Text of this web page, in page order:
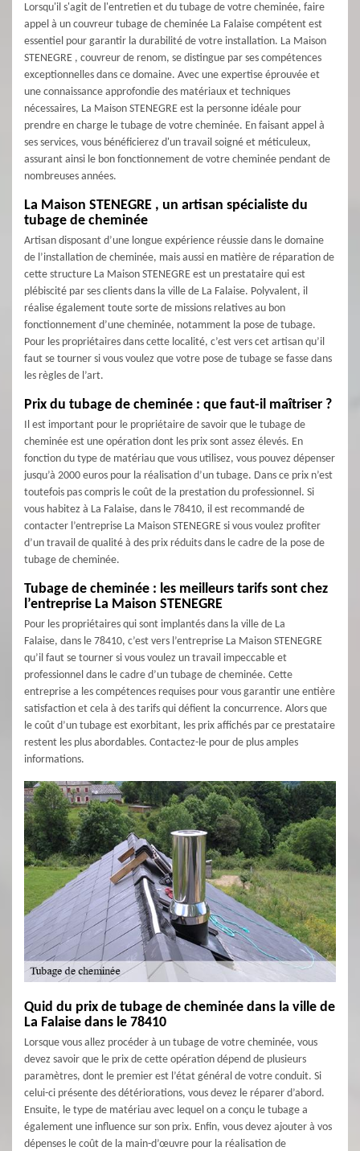
Lorsqu'il s'agit de l'entretien et du tubage de votre cheminée, faire
appel à un couvreur tubage de cheminée La Falaise compétent est
essentiel pour garantir la durabilité de votre installation. La Maison
STENEGRE , couvreur de renom, se distingue par ses compétences
exceptionnelles dans ce domaine. Avec une expertise éprouvée et
une connaissance approfondie des matériaux et techniques
nécessaires, La Maison STENEGRE est la personne idéale pour
prendre en charge le tubage de votre cheminée. En faisant appel à
ses services, vous bénéficierez d'un travail soigné et méticuleux,
assurant ainsi le bon fonctionnement de votre cheminée pendant de
nombreuses années.
La Maison STENEGRE , un artisan spécialiste du
tubage de cheminée
Artisan disposant d’une longue expérience réussie dans le domaine
de l’installation de cheminée, mais aussi en matière de réparation de
cette structure La Maison STENEGRE est un prestataire qui est
plébiscité par ses clients dans la ville de La Falaise. Polyvalent, il
réalise également toute sorte de missions relatives au bon
fonctionnement d’une cheminée, notamment la pose de tubage.
Pour les propriétaires dans cette localité, c’est vers cet artisan qu’il
faut se tourner si vous voulez que votre pose de tubage se fasse dans
les règles de l’art.
Prix du tubage de cheminée : que faut-il maîtriser ?
Il est important pour le propriétaire de savoir que le tubage de
cheminée est une opération dont les prix sont assez élevés. En
fonction du type de matériau que vous utilisez, vous pouvez dépenser
jusqu’à 2000 euros pour la réalisation d’un tubage. Dans ce prix n’est
toutefois pas compris le coût de la prestation du professionnel. Si
vous habitez à La Falaise, dans le 78410, il est recommandé de
contacter l’entreprise La Maison STENEGRE si vous voulez profiter
d’un travail de qualité à des prix réduits dans le cadre de la pose de
tubage de cheminée.
Tubage de cheminée : les meilleurs tarifs sont chez
l’entreprise La Maison STENEGRE
Pour les propriétaires qui sont implantés dans la ville de La
Falaise, dans le 78410, c’est vers l’entreprise La Maison STENEGRE
qu’il faut se tourner si vous voulez un travail impeccable et
professionnel dans le cadre d’un tubage de cheminée. Cette
entreprise a les compétences requises pour vous garantir une entière
satisfaction et cela à des tarifs qui défient la concurrence. Alors que
le coût d’un tubage est exorbitant, les prix affichés par ce prestataire
restent les plus abordables. Contactez-le pour de plus amples
informations.
Quid du prix de tubage de cheminée dans la ville de
La Falaise dans le 78410
Lorsque vous allez procéder à un tubage de votre cheminée, vous
devez savoir que le prix de cette opération dépend de plusieurs
paramètres, dont le premier est l’état général de votre conduit. Si
celui-ci présente des détériorations, vous devez le réparer d’abord.
Ensuite, le type de matériau avec lequel on a conçu le tubage a
également une influence sur son prix. Enfin, vous devez ajouter à vos
dépenses le coût de la main-d’œuvre pour la réalisation de